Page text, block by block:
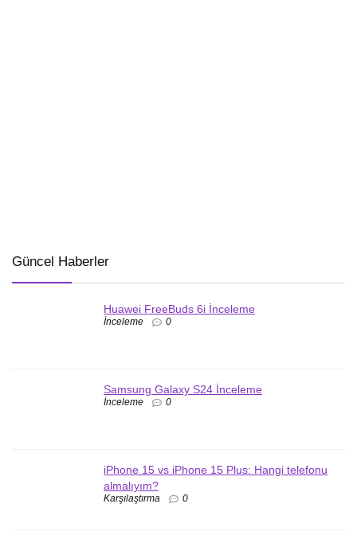
Güncel Haberler
Huawei FreeBuds 6i İnceleme
İnceleme 0
Samsung Galaxy S24 İnceleme
İnceleme 0
iPhone 15 vs iPhone 15 Plus: Hangi telefonu
almalıyım?
Karşılaştırma 0